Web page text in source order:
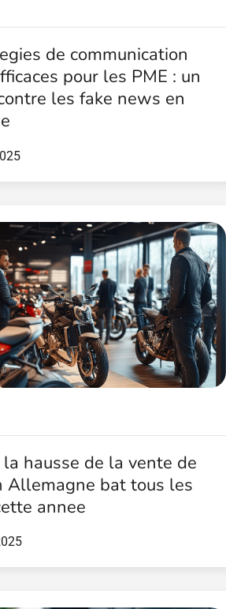
de communication
pour les PME : un
les fake news en
la hausse de la vente de
Allemagne bat tous les
annee